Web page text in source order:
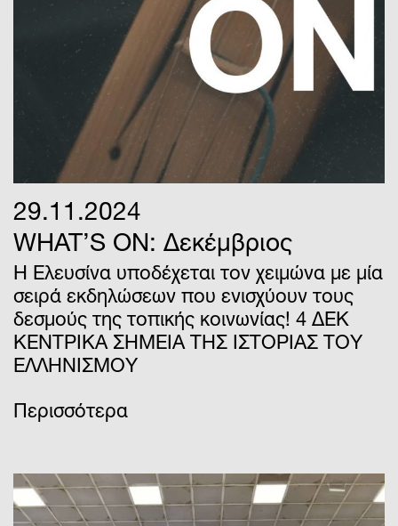
29.11.2024
WHAT’S ON: Δεκέμβριος
Η Ελευσίνα υποδέχεται τον χειμώνα με μία
σειρά εκδηλώσεων που ενισχύουν τους
δεσμούς της τοπικής κοινωνίας! 4 ΔΕΚ
ΚΕΝΤΡΙΚΑ ΣΗΜΕΙΑ ΤΗΣ ΙΣΤΟΡΙΑΣ ΤΟΥ
ΕΛΛΗΝΙΣΜΟΥ
Περισσότερα